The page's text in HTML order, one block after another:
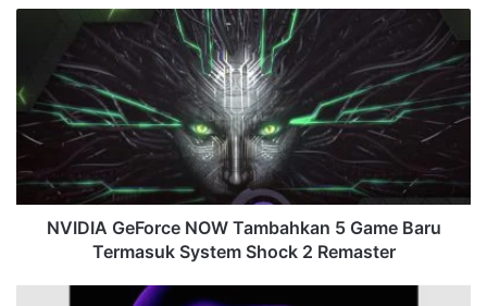
Tambahkan
5
Game
Baru
Termasuk
System
ShockNVIDIA GeForce NOW Tambahkan 5 Game Baru
Termasuk System Shock 2 Remaster